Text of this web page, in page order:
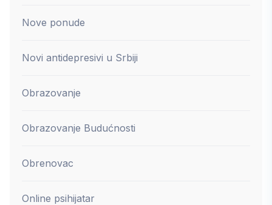
Nove ponude
Novi antidepresivi u Srbiji
Obrazovanje
Obrazovanje Budućnosti
Obrenovac
Online psihijatar